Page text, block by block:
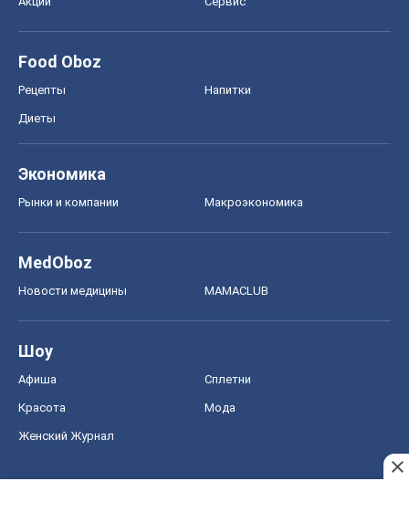
Food Oboz
Рецепты Напитки
Диеты
Экономика
Рынки и компании Mакроэкономика
MedOboz
Новости медицины MAMACLUB
Шоу
Афиша Сплетни
Красота Мода
Женский Журнал